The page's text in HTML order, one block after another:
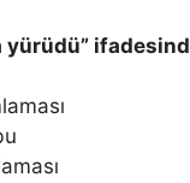
yürüdü”